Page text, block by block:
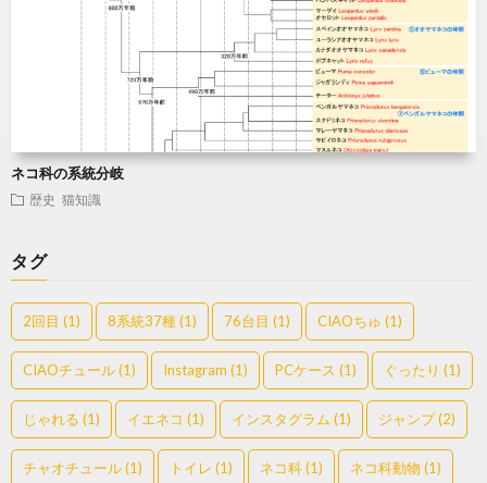
ネコ科の系統分岐
歴史 猫知識
タグ
2回目 (1) 8系統37種(1) 76台目 (1) CIAOちゅ (1)
CIAOチュール(1) Instagram (1) PCケース (1) ぐったり (1)
じゃれる (1) イエネコ (1) インスタグラム (1) ジャンプ(2)
チャオチュール(1) トイレ (1) ネコ科(1) ネコ科動物 (1)